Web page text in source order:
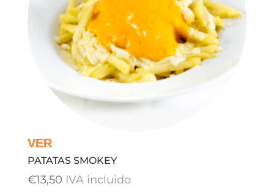
PATATAS SMOKEY
€13,50 IVA incluido